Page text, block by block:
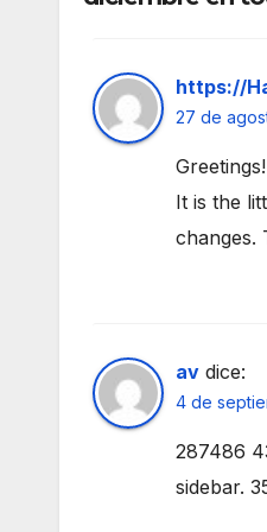
https://
27 de
It is the
changes.
av dice:
4 de
287486
sidebar.